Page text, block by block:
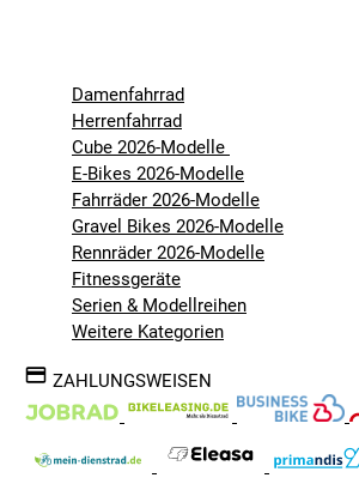
Damenfahrrad
Herrenfahrrad
Cube 2026-Modelle
E-Bikes 2026-Modelle
Fahrräder 2026-Modelle
Gravel Bikes 2026-Modelle
Rennräder 2026-Modelle
Fitnessgeräte
Serien & Modellreihen
Weitere Kategorien
ZAHLUNGSWEISEN